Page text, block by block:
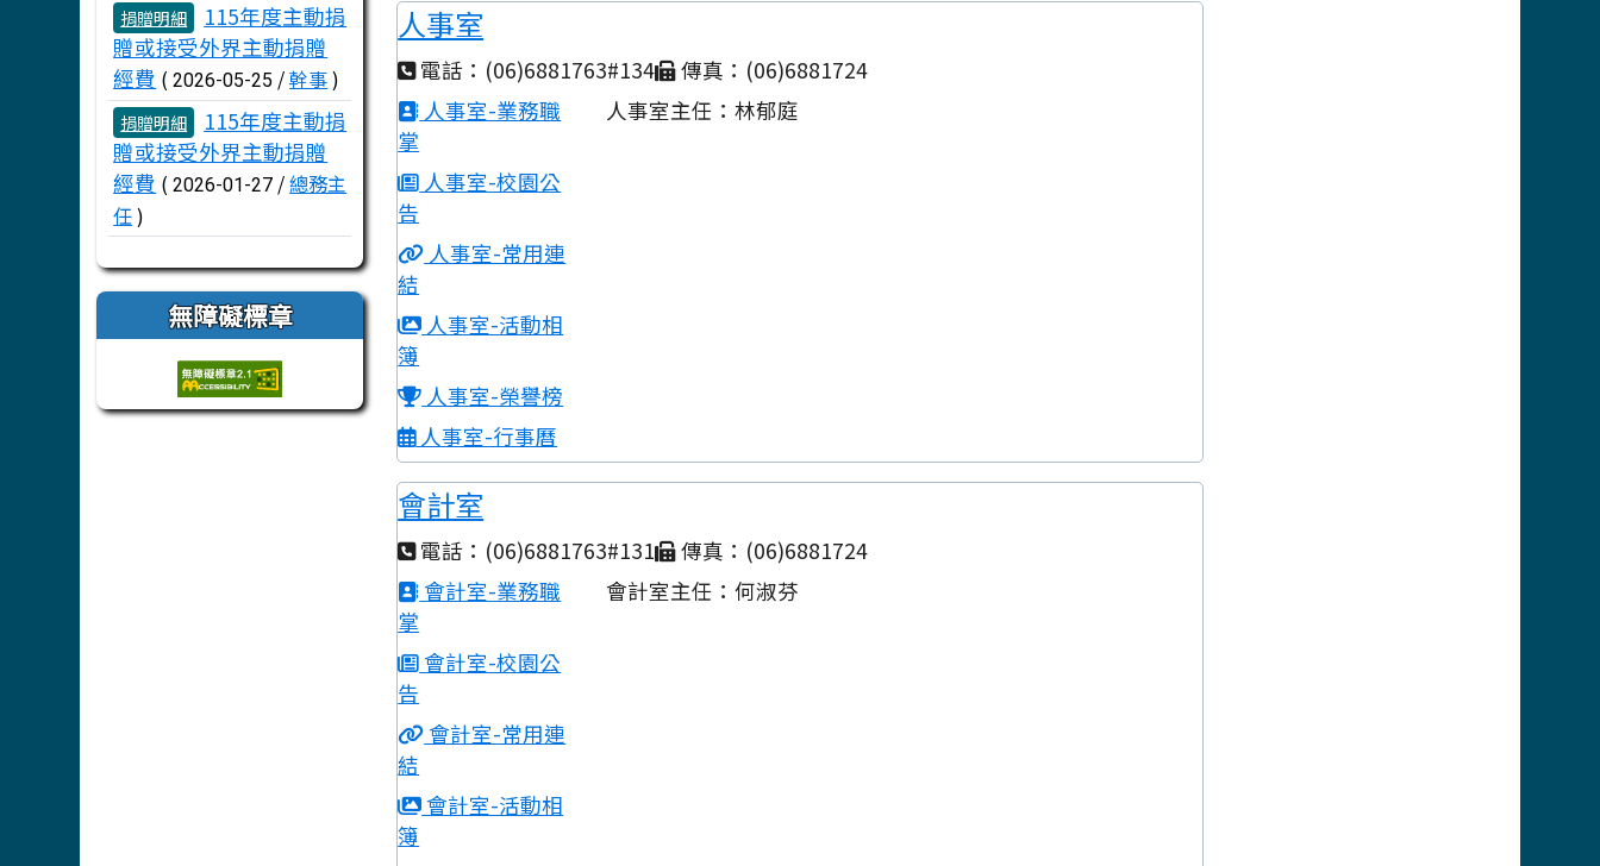
捐贈明細
115年度主動捐
贈或接受外界主動捐贈
經費 ( 2026-05-25 /幹事)
捐贈明細
115年度主動捐
贈或接受外界主動捐贈
經費 ( 2026-01-27 /總務主
任)
無障礙標章
人事室
電話：(06)6881763#134
傳真：(06)6881724
人事室-業務職
掌
人事室-校園公
告
人事室-常用連
結
人事室-活動相
簿
人事室-榮譽榜
人事室-行事曆
人事室主任：林郁庭
會計室
電話：(06)6881763#131
傳真：(06)6881724
會計室-業務職
掌
會計室-校園公
告
會計室-常用連
結
會計室-活動相
簿
會計室主任：何淑芬